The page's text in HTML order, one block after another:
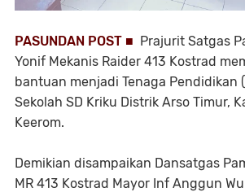
PASUNDAN POST ■ Prajurit Satgas
Yonif Mekanis Raider 413 Kostrad
bantuan menjadi Tenaga Pendidikan
Sekolah SD Kriku Distrik Arso Timur,
Keerom.
Demikian disampaikan Dansatgas
MR 413 Kostrad Mayor Inf Anggun